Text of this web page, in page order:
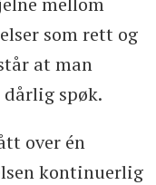
som rett og
at man
spøk.
over én
kontinuerlig